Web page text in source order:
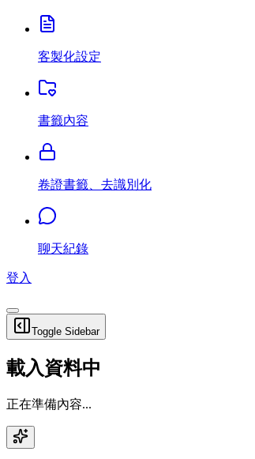
客製化設定
書籤內容
卷證書籤、去識別化
聊天紀錄
登入
Toggle Sidebar
載入資料中
正在準備內容...